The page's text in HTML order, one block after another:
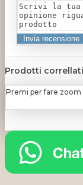
Prodotti correllati
Premi per fare zoom